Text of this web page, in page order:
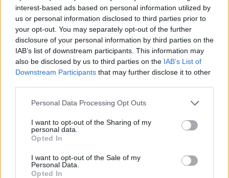
interest-based ads based on personal information utilized by
us or personal information disclosed to third parties prior to
your opt-out. You may separately opt-out of the further
disclosure of your personal information by third parties on the
IAB’s list of downstream participants. This information may
also be disclosed by us to third parties on the IAB’s List of
Downstream Participants that may further disclose it to other
Personal Data Processing Opt Outs
I want to opt-out of the Sharing of my
personal data.
Opted In
I want to opt-out of the Sale of my
Personal Data.
Opted In
Τελευταίες Δημοσιεύσεις